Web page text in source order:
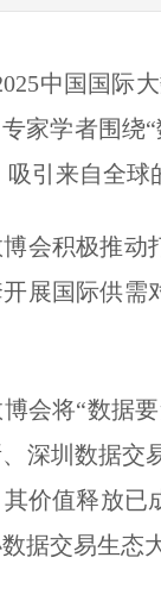
中国国际
家学者围绕
吸引来自全球
积极推动打
展国际供需
将“数据要
深圳数据交
价值释放已
据交易生态